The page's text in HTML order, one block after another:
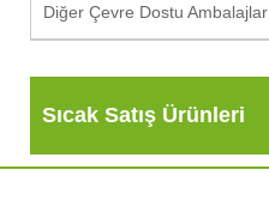
Diğer Çevre Dostu Ambalajlar
Sıcak Satış Ürünleri